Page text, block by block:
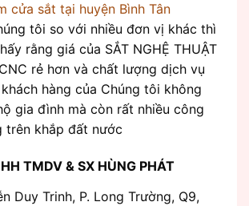
cửa sắt tại huyện Bình Tân
tôi so với nhiều đơn vị khác thì
rằng giá của SẮT NGHỆ THUẬT
rẻ hơn và chất lượng dịch vụ
hàng của Chúng tôi không
gia đình mà còn rất nhiều công
trên khắp đất nước
TMDV & SX HÙNG PHÁT
Duy Trinh, P. Long Trường, Q9,